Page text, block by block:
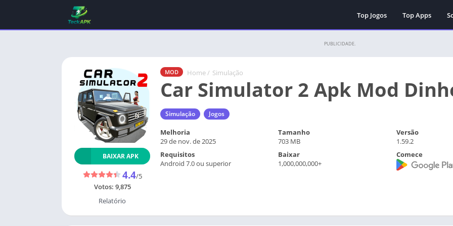
Top Jogos Top Apps
PUBLICIDADE.
MOD Home / Simulação
Car Simulator 2 Apk Mod
Simulação Jogos
BAIXAR APK
4.4/5
Votos: 9,875
Relatório
Melhoria
29 de nov. de 2025
Tamanho
703 MB
Versão
1.59.2
Requisitos
Android 7.0 ou superior
Baixar
1,000,000,000+
Comece